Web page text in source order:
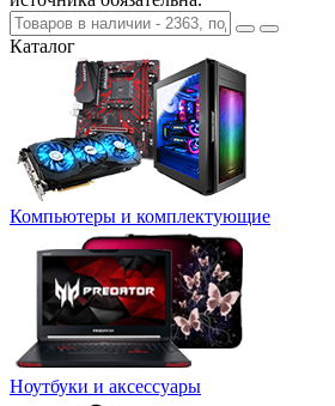
Каталог
Компьютеры и комплектующие
Ноутбуки и аксессуары